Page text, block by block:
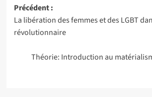
Navigation
d’article
Précédent :
La libération des femmes et des LGBT
révolutionnaire
Théorie: Introduction au